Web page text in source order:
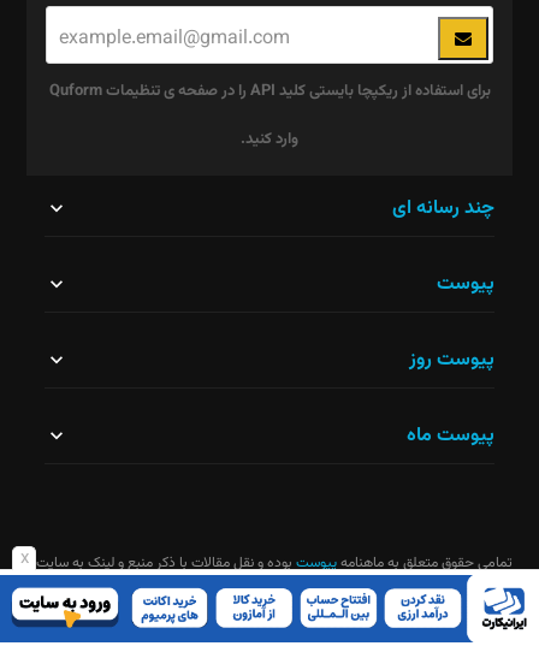
x
برای استفاده از ریکپچا بایستی کلید API را در صفحه ی تنظیمات Quform
وارد کنید.
نباید
شود.
چند رسانه ای
پیوست
پیوست روز
پیوست ماه
تمامی حقوق متعلق به ماهنامهپیوست بوده و نقل مقالات با ذکر منبع و لینک به سایت
ماهنامه آزاد است